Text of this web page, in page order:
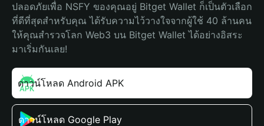
ปลอดภัยเพื่อ NSFY ของคุณอยู่ Bitget Wallet ก็เป็นตัวเลือก
ที่ดีที่สุดสำหรับคุณ ได้รับความไว้วางใจจากผู้ใช้ 40 ล้านคน
ให้คุณสำรวจโลก Web3 บน Bitget Wallet ได้อย่างอิสระ
มาเริ่มกันเลย!
ดาวน์โหลด Android APK
ดาวน์โหลด Google Play